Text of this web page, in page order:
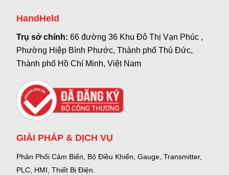
HandHeld
Trụ sở chính:66 đường 36 Khu Đô Thị Vạn Phúc ,
Phường Hiệp Bình Phước, Thành phố Thủ Đức,
Thành phố Hồ Chí Minh, Việt Nam
GIẢI PHÁP & DỊCH VỤ
Phân Phối Cảm Biến, Bộ Điều Khiển, Gauge, Transmitter,
PLC, HMI, Thiết Bị Điện.